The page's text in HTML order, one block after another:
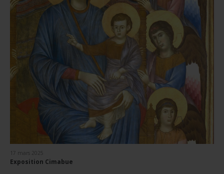
17 mars 2025
Exposition Cimabue